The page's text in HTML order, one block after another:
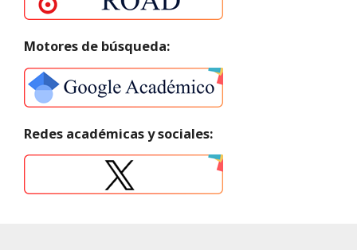
Motores de búsqueda:
Redes académicas y sociales: